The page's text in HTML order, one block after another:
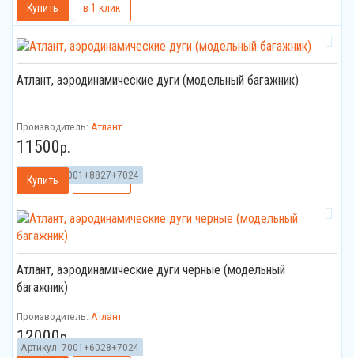
Атлант, аэродинамические дуги (модельный багажник)
Артикул: 7001+8827+7024
Производитель: Атлант
11500р.
Атлант, аэродинамические дуги черные (модельный
багажник)
Артикул: 7001+6028+7024
Производитель: Атлант
12000р.